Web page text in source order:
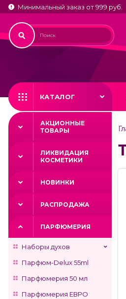
Минимальный заказ от 999 руб.
КАТАЛОГ
АКЦИОННЫЕ
ТОВАРЫ
ЛИКВИДАЦИЯ
КОСМЕТИКИ
НОВИНКИ
РАСПРОДАЖА
ПАРФЮМЕРИЯ
Наборы духов
Парфюм-Delux 55ml
Парфюмерия 50 мл
Парфюмерия ЕВРО